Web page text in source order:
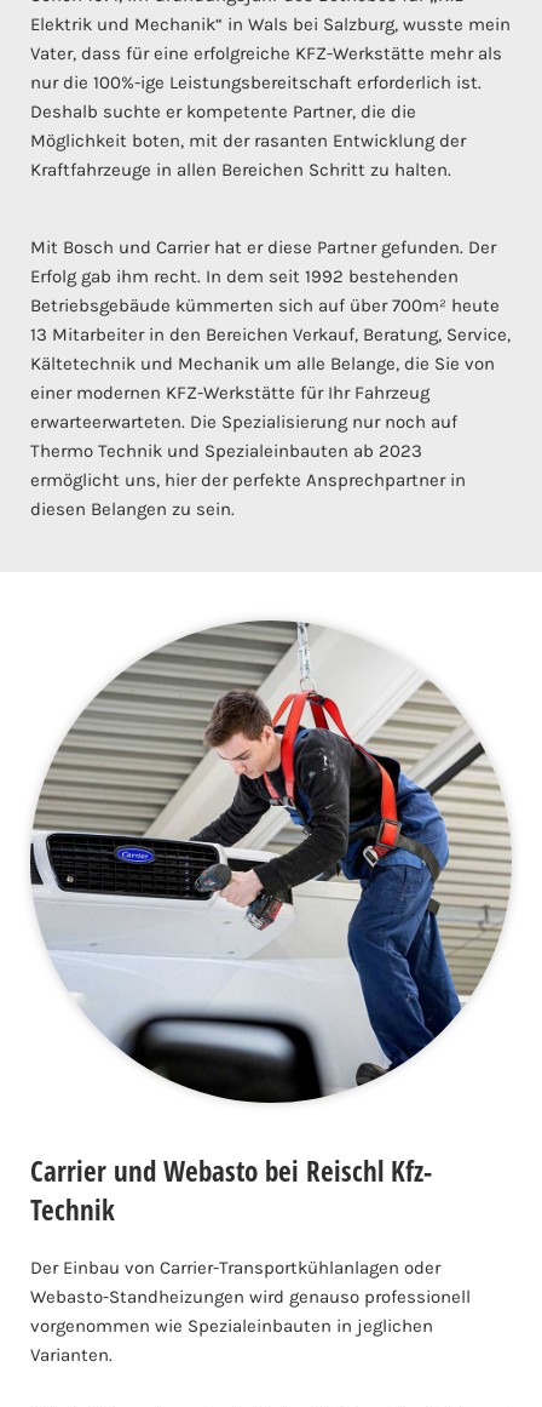
Elektrik und Mechanik“ in Wals bei Salzburg, wusste mein
Vater, dass für eine erfolgreiche KFZ-Werkstätte mehr als
nur die 100%-ige Leistungsbereitschaft erforderlich ist.
Deshalb suchte er kompetente Partner, die die
Möglichkeit boten, mit der rasanten Entwicklung der
Kraftfahrzeuge in allen Bereichen Schritt zu halten.
Mit Bosch und Carrier hat er diese Partner gefunden. Der
Erfolg gab ihm recht. In dem seit 1992 bestehenden
Betriebsgebäude kümmerten sich auf über 700m² heute
13 Mitarbeiter in den Bereichen Verkauf, Beratung, Service,
Kältetechnik und Mechanik um alle Belange, die Sie von
einer modernen KFZ-Werkstätte für Ihr Fahrzeug
erwarteerwarteten. Die Spezialisierung nur noch auf
Thermo Technik und Spezialeinbauten ab 2023
ermöglicht uns, hier der perfekte Ansprechpartner in
diesen Belangen zu sein.
Carrier und Webasto bei Reischl Kfz-
Technik
Der Einbau von Carrier-Transportkühlanlagen oder
Webasto-Standheizungen wird genauso professionell
vorgenommen wie Spezialeinbauten in jeglichen
Varianten.